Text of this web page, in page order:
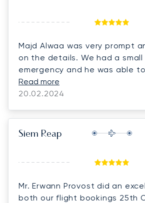
Majd Alwaa was very prompt
on the details. We had a
emergency and he was able
trip and then followed up at
was a pleasurable experience
Read more
20.02.2024
Siem Reap
Mr. Erwann Provost did an
both our flight bookings 25th